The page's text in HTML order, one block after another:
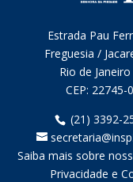
Estrada Pau
Freguesia /
Rio de Janeiro
CEP: 22745-
(21) 3392-
Saiba mais sobre
Privacidade e